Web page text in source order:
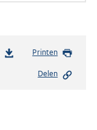
Printen
Delen